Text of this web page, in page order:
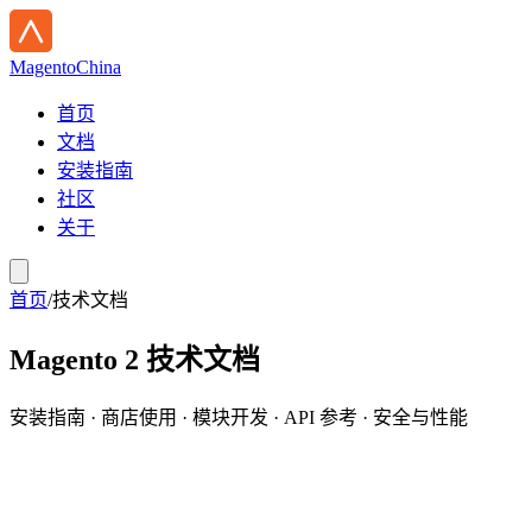
MagentoChina
首页
文档
安装指南
社区
关于
首页/技术文档
Magento 2 技术文档
安装指南 · 商店使用 · 模块开发 · API 参考 · 安全与性能